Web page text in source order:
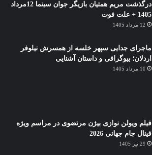
درگذشت مریم همتیان بازیگر جوان سینما 12مرداد
1405 + علت فوت
12 مرداد 1405
ماجرای جدایی سپهر خلسه از همسرش نیلوفر
اردلان؛ بیوگرافی و داستان آشنایی
10 مرداد 1405
فیلم ویولن نوازی بیژن مرتضوی در مراسم ویژه
فینال جام جهانی 2026
29 تیر 1405